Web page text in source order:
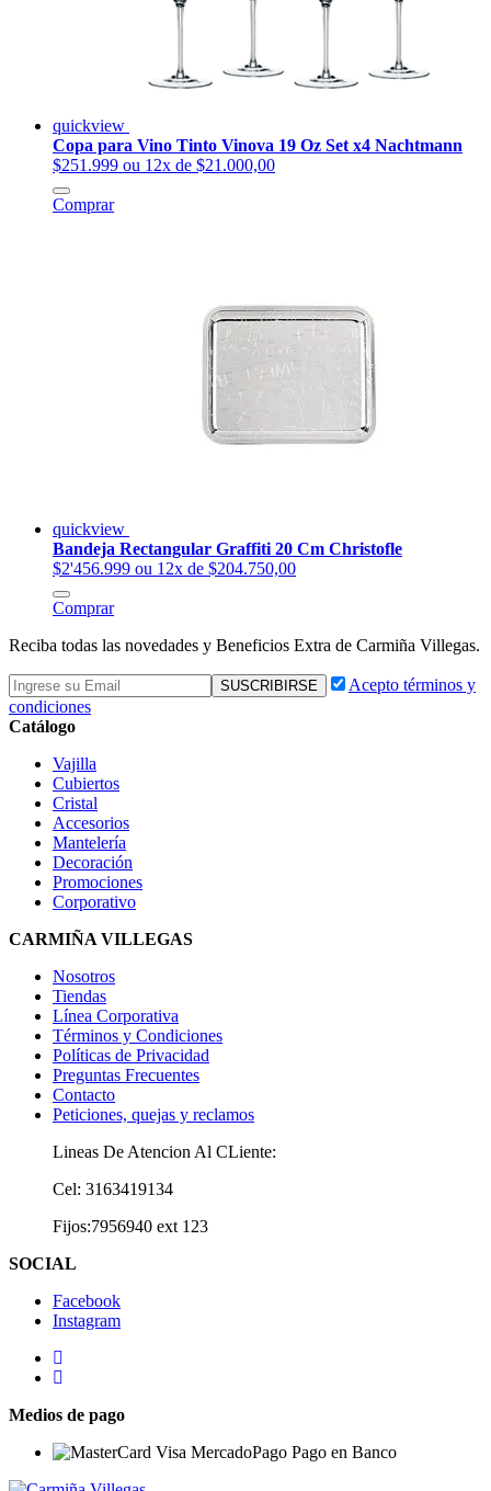
quickview
Copa para Vino Tinto Vinova 19 Oz Set x4 Nachtmann
$251.999 ou 12x de $21.000,00
Comprar
quickview
Bandeja Rectangular Graffiti 20 Cm Christofle
$2'456.999 ou 12x de $204.750,00
Comprar
Reciba todas las novedades y Beneficios Extra de Carmiña Villegas.
Acepto términos y
condiciones
Catálogo
Vajilla
Cubiertos
Cristal
Accesorios
Mantelería
Decoración
Promociones
Corporativo
CARMIÑA VILLEGAS
Nosotros
Tiendas
Línea Corporativa
Términos y Condiciones
Políticas de Privacidad
Preguntas Frecuentes
Contacto
Peticiones, quejas y reclamos
Lineas De Atencion Al CLiente:
Cel: 3163419134
Fijos:7956940 ext 123
SOCIAL
Facebook
Instagram
Medios de pago